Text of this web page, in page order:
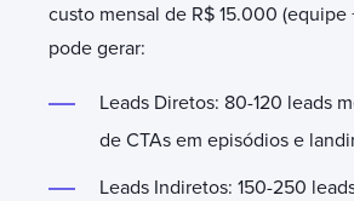
custo mensal de R$ 15.000 (equipe
pode gerar:
Leads Diretos: 80-120 leads
de CTAs em episódios e
Leads Indiretos: 150-250